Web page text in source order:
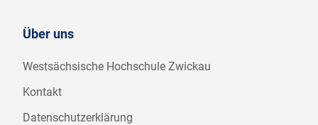
Über uns
Westsächsische Hochschule Zwickau
Kontakt
Datenschutzerklärung